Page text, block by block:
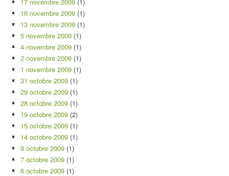
16 novembre 2009 (1)
13 novembre 2009 (1)
5 novembre 2009 (1)
4 novembre 2009 (1)
2 novembre 2009 (1)
1 novembre 2009 (1)
31 octobre 2009 (1)
29 octobre 2009 (1)
28 octobre 2009 (1)
19 octobre 2009 (2)
15 octobre 2009 (1)
14 octobre 2009 (1)
9 octobre 2009 (1)
7 octobre 2009 (1)
6 octobre 2009 (1)